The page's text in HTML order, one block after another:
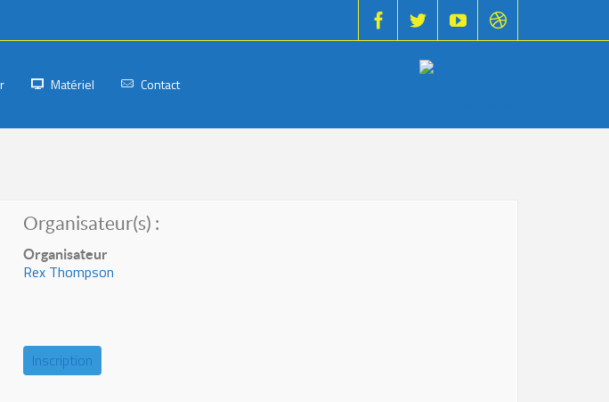
Matériel Contact
Organisateur(s) :
Organisateur
Rex Thompson
Inscription